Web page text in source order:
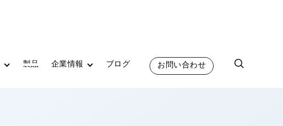
製品 企業情報 ブログ お問い合わせ